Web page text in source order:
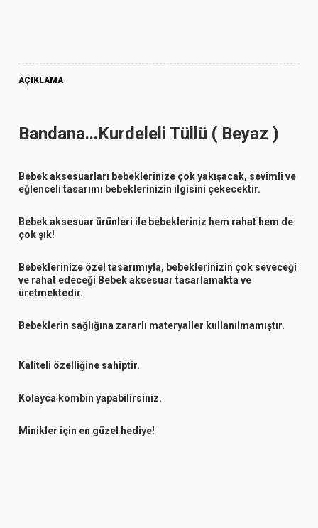
AÇIKLAMA
Bandana...Kurdeleli Tüllü ( Beyaz )
Bebek aksesuarları bebeklerinize çok yakışacak, sevimli ve
eğlenceli tasarımı bebeklerinizin ilgisini çekecektir.
Bebek aksesuar ürünleri ile bebekleriniz hem rahat hem de
çok şık!
Bebeklerinize özel tasarımıyla, bebeklerinizin çok seveceği
ve rahat edeceği Bebek aksesuar tasarlamakta ve
üretmektedir.
Bebeklerin sağlığına zararlı materyaller kullanılmamıştır.
Kaliteli özelliğine sahiptir.
Kolayca kombin yapabilirsiniz.
Minikler için en güzel hediye!